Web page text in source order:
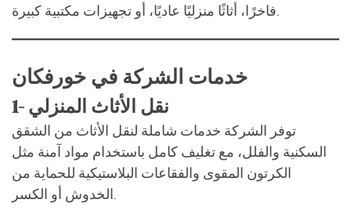
فاخرًا، أثاثًا منزليًا عاديًا، أو تجهيزات مكتبية كبيرة.
خدمات الشركة في خورفكان
1- نقل الأثاث المنزلي
توفر الشركة خدمات شاملة لنقل الأثاث من الشقق
السكنية والفلل، مع تغليف كامل باستخدام مواد آمنة مثل
الكرتون المقوى والفقاعات البلاستيكية للحماية من
الخدوش أو الكسر.